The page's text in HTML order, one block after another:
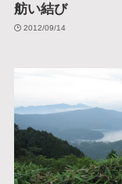
舫い結び
2012/09/14